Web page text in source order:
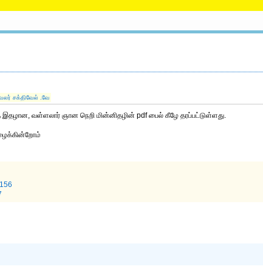
சக்திவேல் .வே
வள்ளலார் ஞான நெறி மின்னிதழின் pdf பைல் கீழே தரப்பட்டுள்ளது.